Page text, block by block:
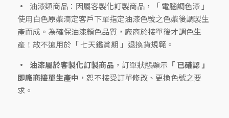
油漆類商品：因屬客製化訂製商品，「 電腦調色漆 」
使用白色原漿滴定客戶下單指定油漆色號之色漿後調製生
產而成。為確保油漆顏色品質，廠商於接單後才調色生
產！故不適用於「 七天鑑賞期 」退換貨規範。
油漆屬於客製化訂製商品 ，訂單狀態顯示 「 已確認 」
即廠商接單生產中 ，恕不接受訂單修改、更換色號之要
求。